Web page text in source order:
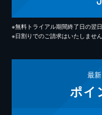
※無料トライアル期間終了日の翌
※日割りでのご請求はいたしません
最
ポイ